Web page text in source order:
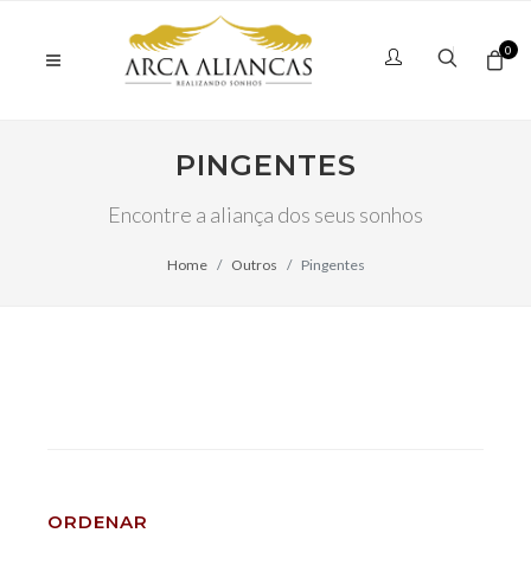
0
PINGENTES
Encontre a aliança dos seus sonhos
Home Outros Pingentes
ORDENAR